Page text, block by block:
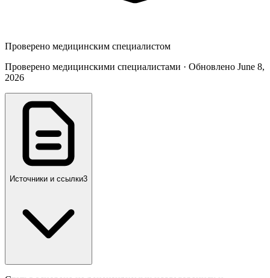
Проверено медицинским специалистом
Проверено медицинскими специалистами · Обновлено June 8,
2026
Источники и ссылки3